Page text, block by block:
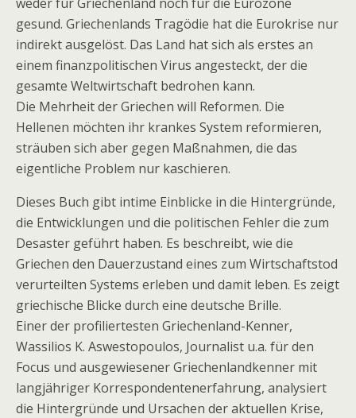
gesund. Griechenlands Tragödie hat die Eurokrise nur
indirekt ausgelöst. Das Land hat sich als erstes an
einem finanzpolitischen Virus angesteckt, der die
gesamte Weltwirtschaft bedrohen kann.
Die Mehrheit der Griechen will Reformen. Die
Hellenen möchten ihr krankes System reformieren,
sträuben sich aber gegen Maßnahmen, die das
eigentliche Problem nur kaschieren.
Dieses Buch gibt intime Einblicke in die Hintergründe,
die Entwicklungen und die politischen Fehler die zum
Desaster geführt haben. Es beschreibt, wie die
Griechen den Dauerzustand eines zum Wirtschaftstod
verurteilten Systems erleben und damit leben. Es zeigt
griechische Blicke durch eine deutsche Brille.
Einer der profiliertesten Griechenland-Kenner,
Wassilios K. Aswestopoulos, Journalist u.a. für den
Focus und ausgewiesener Griechenlandkenner mit
langjähriger Korrespondentenerfahrung, analysiert
die Hintergründe und Ursachen der aktuellen Krise,